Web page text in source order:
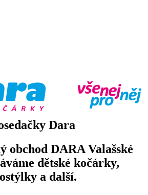
Dara
obchod DARA Valašské
dětské kočárky,
a další.